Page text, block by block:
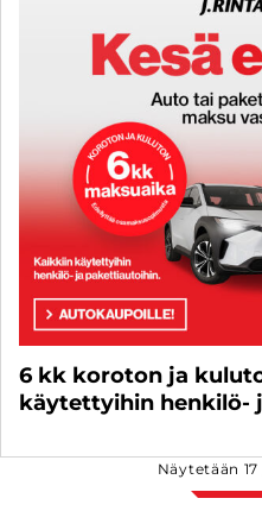
6 kk koroton ja
käytettyihin henkilö-
Näytetään 17